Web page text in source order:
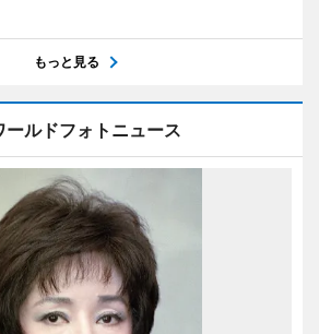
もっと見る
ールドフォトニュース